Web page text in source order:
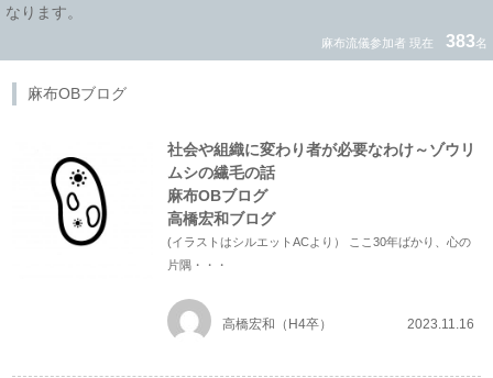
なります。
麻布流儀参加者 現在 383名
麻布OBブログ
社会や組織に変わり者が必要なわけ～ゾウリ
ムシの繊毛の話
麻布OBブログ
高橋宏和ブログ
(イラストはシルエットACより） ここ30年ばかり、心の
片隅・・・
高橋宏和（H4卒） 2023.11.16